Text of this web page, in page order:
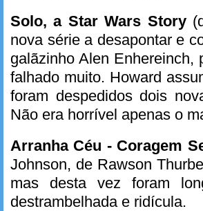
Solo, a Star Wars Story
nova série a desapontar e
galãzinho Alen Enhereinch,
falhado muito. Howard
foram despedidos dois
Não era horrível apenas o
Arranha Céu - Coragem
Johnson, de Rawson
mas desta vez foram
destrambelhada e ridícula.